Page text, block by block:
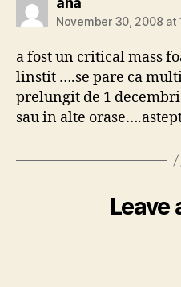
November 30, 2008 at
a fost un critical mass
linstit ….se pare ca
prelungit de 1
sau in alte
Leave